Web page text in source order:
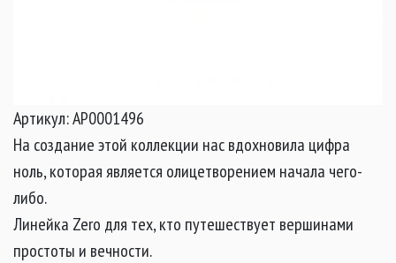
Артикул: АР0001496
На создание этой коллекции нас вдохновила цифра
ноль, которая является олицетворением начала чего-
либо.
Линейка Zero для тех, кто путешествует вершинами
простоты и вечности.